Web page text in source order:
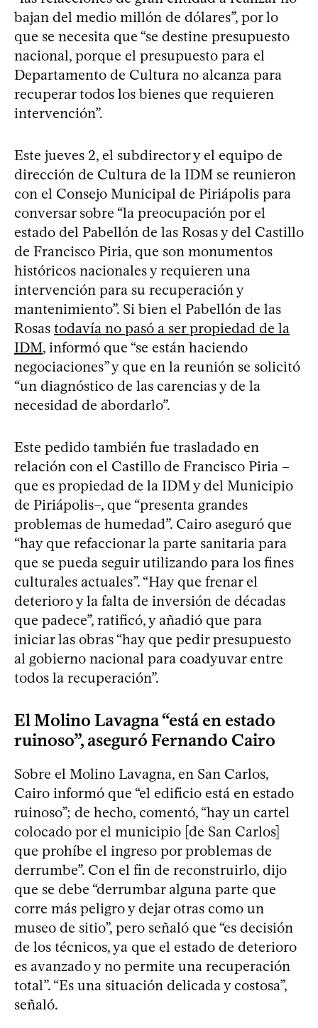
bajan del medio millón de dólares”, por lo
que se necesita que “se destine presupuesto
nacional, porque el presupuesto para el
Departamento de Cultura no alcanza para
recuperar todos los bienes que requieren
intervención”.
Este jueves 2, el subdirector y el equipo de
dirección de Cultura de la IDM se reunieron
con el Consejo Municipal de Piriápolis para
conversar sobre “la preocupación por el
estado del Pabellón de las Rosas y del Castillo
de Francisco Piria, que son monumentos
históricos nacionales y requieren una
intervención para su recuperación y
mantenimiento”. Si bien el Pabellón de las
Rosas todavía no pasó a ser propiedad de la
IDM, informó que “se están haciendo
negociaciones” y que en la reunión se solicitó
“un diagnóstico de las carencias y de la
necesidad de abordarlo”.
Este pedido también fue trasladado en
relación con el Castillo de Francisco Piria –
que es propiedad de la IDM y del Municipio
de Piriápolis–, que “presenta grandes
problemas de humedad”. Cairo aseguró que
“hay que refaccionar la parte sanitaria para
que se pueda seguir utilizando para los fines
culturales actuales”. “Hay que frenar el
deterioro y la falta de inversión de décadas
que padece”, ratificó, y añadió que para
iniciar las obras “hay que pedir presupuesto
al gobierno nacional para coadyuvar entre
todos la recuperación”.
El Molino Lavagna “está en estado
ruinoso”, aseguró Fernando Cairo
Sobre el Molino Lavagna, en San Carlos,
Cairo informó que “el edificio está en estado
ruinoso”; de hecho, comentó, “hay un cartel
colocado por el municipio [de San Carlos]
que prohíbe el ingreso por problemas de
derrumbe”. Con el fin de reconstruirlo, dijo
que se debe “derrumbar alguna parte que
corre más peligro y dejar otras como un
museo de sitio”, pero señaló que “es decisión
de los técnicos, ya que el estado de deterioro
es avanzado y no permite una recuperación
total”. “Es una situación delicada y costosa”,
señaló.